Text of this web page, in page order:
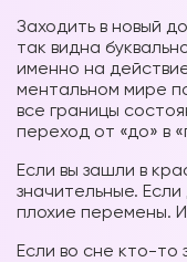
Заходить в новый
так видна
именно на
ментальном мире
все границы
переход от «до» в
Если вы зашли в
значительные.
плохие перемены.
Если во сне кто-то